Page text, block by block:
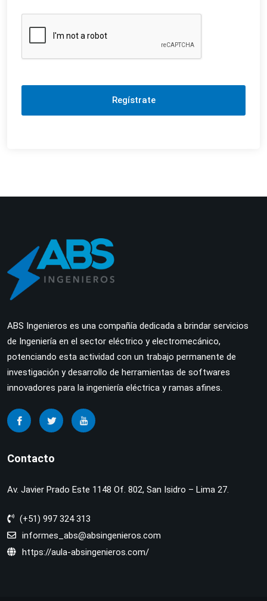
Regístrate
ABS Ingenieros es una compañía dedicada a brindar servicios
de Ingeniería en el sector eléctrico y electromecánico,
potenciando esta actividad con un trabajo permanente de
investigación y desarrollo de herramientas de softwares
innovadores para la ingeniería eléctrica y ramas afines.
Contacto
Av. Javier Prado Este 1148 Of. 802, San Isidro – Lima 27.
(+51) 997 324 313
informes_abs@absingenieros.com
https://aula-absingenieros.com/